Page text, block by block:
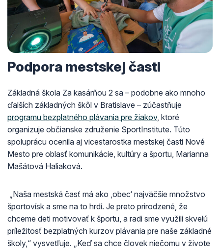
Podpora mestskej časti
Základná škola Za kasárňou 2 sa – podobne ako mnoho
ďalších základných škôl v Bratislave – zúčastňuje
programu bezplatného plávania pre žiakov, ktoré
organizuje občianske združenie SportInstitute. Túto
spoluprácu ocenila aj vicestarostka mestskej časti Nové
Mesto pre oblasť komunikácie, kultúry a športu, Marianna
Mašátová Haliaková.
„Naša mestská časť má ako ‚obec‘ najväčšie množstvo
športovísk a sme na to hrdí. Je preto prirodzené, že
chceme deti motivovať k športu, a radi sme využili skvelú
príležitosť bezplatných kurzov plávania pre naše základné
školy,“ vysvetľuje. „Keď sa chce človek niečomu v živote